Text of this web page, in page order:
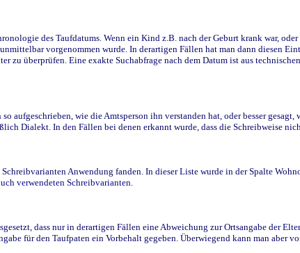
des Taufdatums. Wenn ein Kind z.B. nach der Geburt krank war,
vorgenommen wurde. In derartigen Fällen hat man dann diesen
überprüfen. Eine exakte Suchabfrage nach dem Datum ist aus
wie die Amtsperson ihn verstanden hat, oder besser gesagt,
Dialekt. In den Fällen bei denen erkannt wurde, dass die Schreibweise
Anwendung fanden. In dieser Liste wurde in der Spalte
verwendeten Schreibvarianten.
dass nur in derartigen Fällen eine Abweichung zur Ortsangabe der
für den Taufpaten ein Vorbehalt gegeben. Überwiegend kann man aber